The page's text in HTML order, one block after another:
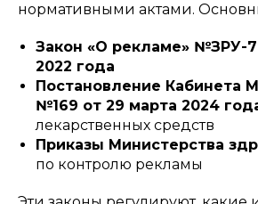
нормативными актами.
Закон «О рекламе» №ЗРУ-
2022 года
Постановление Кабинета
№169 от 29 марта 2024
лекарственных средств
Приказы Министерства
по контролю рекламы